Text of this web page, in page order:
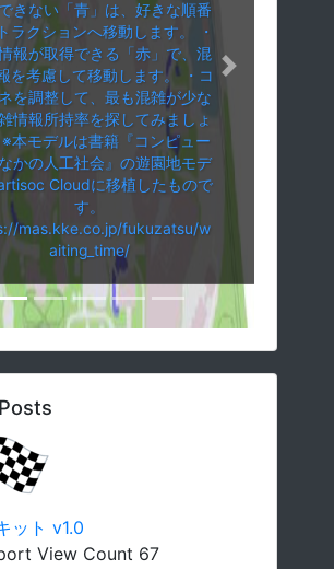
きない「青」は、好きな順番
ラクションへ移動します。 ・
報が取得できる「赤」で、混
を考慮して移動します。 ・コ
を調整して、最も混雑が少な
情報所持率を探してみましょ
※本モデルは書籍『コンピュー
かの人工社会』の遊園地モデ
Cloudに移植したもので
す。
mas.kke.co.jp/fukuzatsu/w
aiting_time/
slide Next slide
ット v1.0
View Count 67